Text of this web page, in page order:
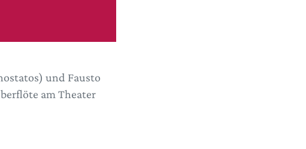
und Fausto
am Theater